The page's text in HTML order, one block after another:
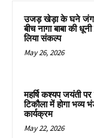
उजड़ खेड़ा के घने
बीच नागा बाबा की
लिया संकल्प
May 26, 2026
महर्षि कश्यप जयंती
टिकौला में होगा भव्य
कार्यक्रम
May 22, 2026